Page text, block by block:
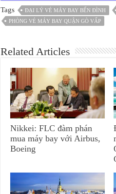
Tags ĐẠI LÝ VÉ MÁY BAY BẾN ĐÌNH
PHÒNG VÉ MÁY BAY QUẬN GÒ VẤP
Related Articles
Nikkei: FLC đàm phán
mua máy bay với Airbus,
Boeing